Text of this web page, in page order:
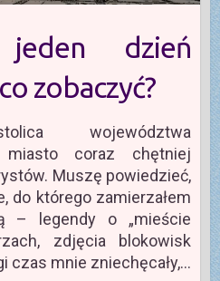
dzień
zobaczyć?
województwa
coraz chętniej
Muszę powiedzieć,
do którego zamierzałem
– legendy o „mieście
zdjęcia blokowisk
czas mnie zniechęcały,…